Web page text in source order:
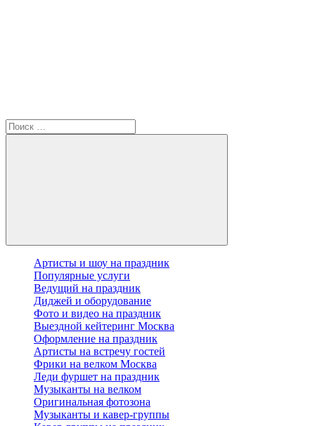
Артисты и шоу на праздник
Популярные услуги
Ведущий на праздник
Диджей и оборудование
Фото и видео на праздник
Выездной кейтеринг Москва
Оформление на праздник
Артисты на встречу гостей
Фрики на велком Москва
Леди фуршет на праздник
Музыканты на велком
Оригинальная фотозона
Музыканты и кавер-группы